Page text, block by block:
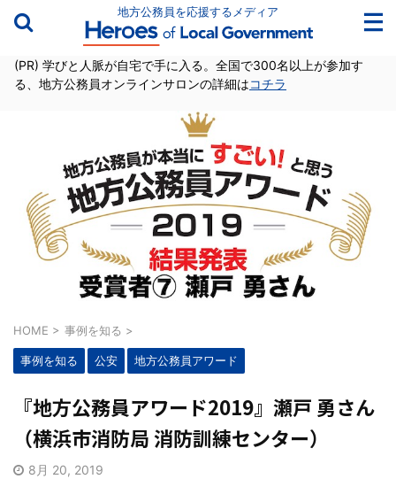
地方公務員を応援するメディア
(PR) 学びと人脈が自宅で手に入る。全国で300名以上が参加す
る、地方公務員オンラインサロンの詳細はコチラ
HOME > 事例を知る >
事例を知る 公安 地方公務員アワード
『地方公務員アワード2019』瀬戸 勇さん
（横浜市消防局 消防訓練センター）
8月 20, 2019